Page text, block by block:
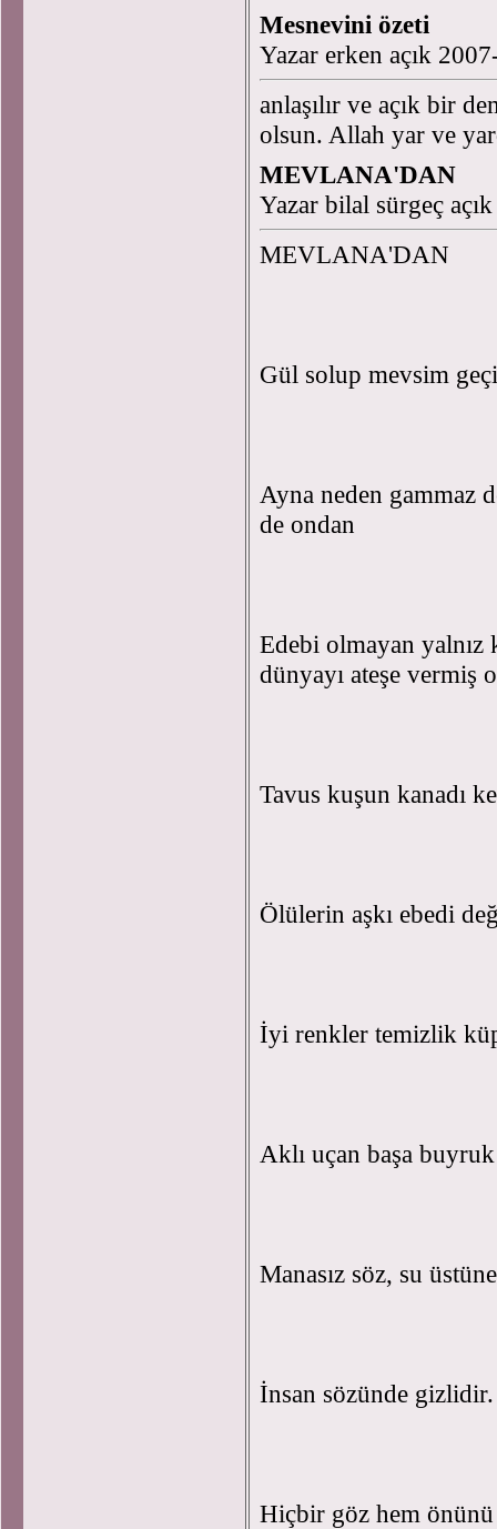
Mesnevini özeti
Yazar erken açık
anlaşılır ve açık bir
olsun. Allah yar ve
MEVLANA'DAN
Yazar bilal sürgeç
MEVLANA'DAN
Gül solup mevsim
Ayna neden gammaz
de ondan
Edebi olmayan
dünyayı ateşe vermiş
Tavus kuşun kanadı
Ölülerin aşkı ebedi
İyi renkler temizlik
Aklı uçan başa
Manasız söz, su
İnsan sözünde
Hiçbir göz hem önünü